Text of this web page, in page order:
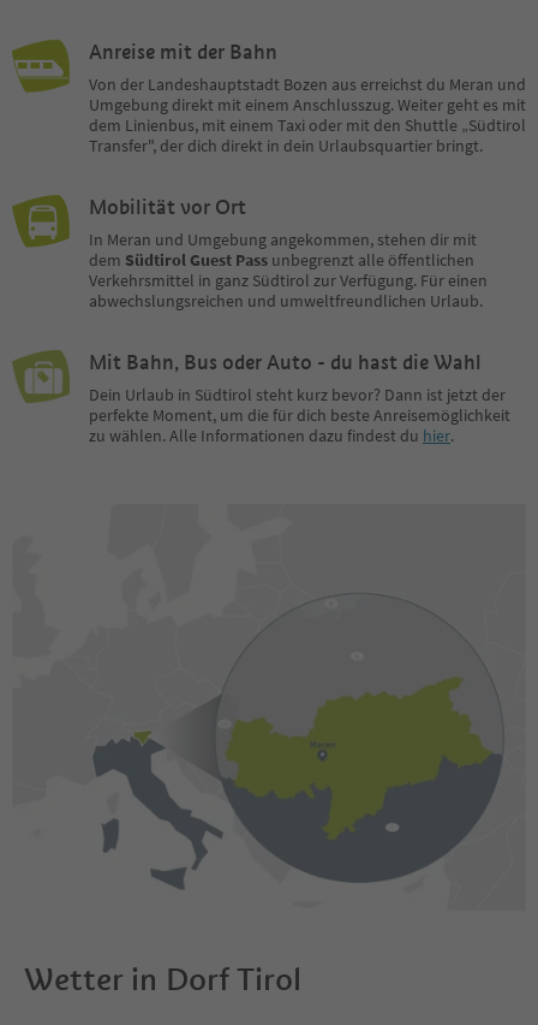
Anreise mit der Bahn
Von der Landeshauptstadt Bozen aus erreichst du Meran und
Umgebung direkt mit einem Anschlusszug. Weiter geht es mit
dem Linienbus, mit einem Taxi oder mit den Shuttle „Südtirol
Transfer", der dich direkt in dein Urlaubsquartier bringt.
Mobilität vor Ort
In Meran und Umgebung angekommen, stehen dir mit
dem Südtirol Guest Pass unbegrenzt alle öffentlichen
Verkehrsmittel in ganz Südtirol zur Verfügung. Für einen
abwechslungsreichen und umweltfreundlichen Urlaub.
Mit Bahn, Bus oder Auto - du hast die Wahl
Dein Urlaub in Südtirol steht kurz bevor? Dann ist jetzt der
perfekte Moment, um die für dich beste Anreisemöglichkeit
zu wählen. Alle Informationen dazu findest du hier.
Wetter in Dorf Tirol